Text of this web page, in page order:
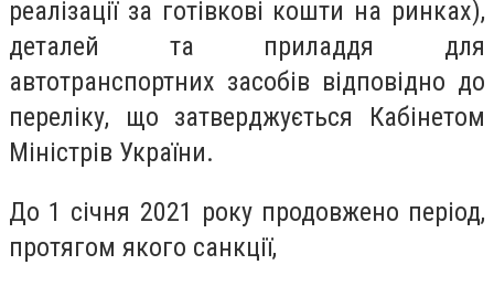
реалізації за готівкові кошти на ринках),
деталей та приладдя для
автотранспортних засобів відповідно до
переліку, що затверджується Кабінетом
Міністрів України.
До 1 січня 2021 року продовжено період,
протягом якого санкції,